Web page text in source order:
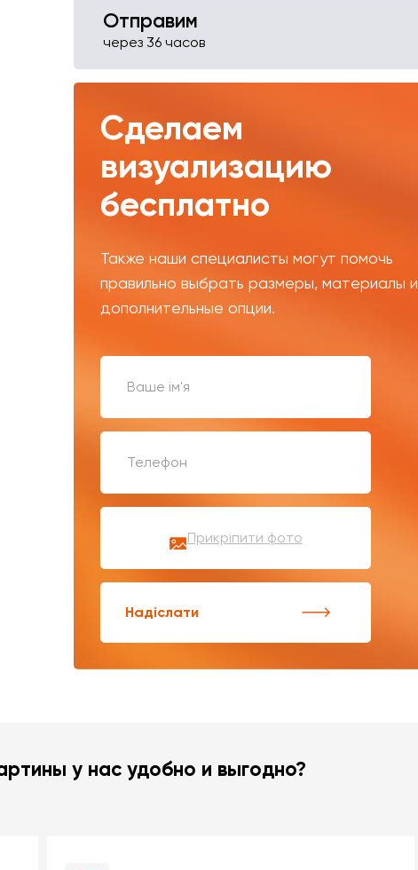
Отправим
через 36 часов
Сделаем
визуализацию
бесплатно
Также наши специалисты могут помочь
правильно выбрать размеры, материалы и
дополнительные опции.
Прикріпити фото
Надіслати
у нас удобно и выгодно?